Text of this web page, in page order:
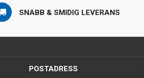
SNABB & SMIDIG LEVERANS
POSTADRESS